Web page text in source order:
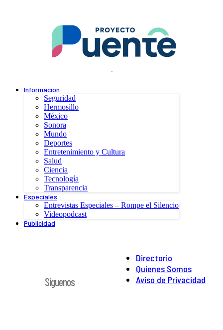
.
Información
Seguridad
Hermosillo
México
Sonora
Mundo
Deportes
Entretenimiento y Cultura
Salud
Ciencia
Tecnología
Transparencia
Especiales
Entrevistas Especiales – Rompe el Silencio
Videopodcast
Publicidad
Directorio
Quienes Somos
Aviso de Privacidad
Síguenos